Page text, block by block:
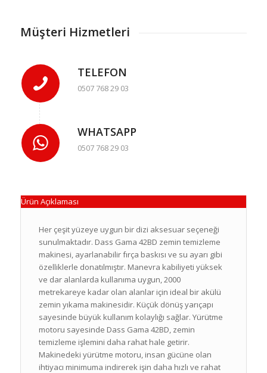
Müşteri Hizmetleri
TELEFON
0507 768 29 03
WHATSAPP
0507 768 29 03
Ürün Açıklaması
Her çeşit yüzeye uygun bir dizi aksesuar seçeneği
sunulmaktadır. Dass Gama 42BD zemin temizleme
makinesi, ayarlanabilir fırça baskısı ve su ayarı gibi
özelliklerle donatılmıştır. Manevra kabiliyeti yüksek
ve dar alanlarda kullanıma uygun, 2000
metrekareye kadar olan alanlar için ideal bir akülü
zemin yıkama makinesidir. Küçük dönüş yarıçapı
sayesinde büyük kullanım kolaylığı sağlar. Yürütme
motoru sayesinde Dass Gama 42BD, zemin
temizleme işlemini daha rahat hale getirir.
Makinedeki yürütme motoru, insan gücüne olan
ihtiyacı minimuma indirerek işin daha hızlı ve rahat